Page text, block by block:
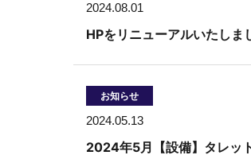
2024.08.01
HPをリニューアルいたしま
お知らせ
2024.05.13
2024年5月【設備】タレッ